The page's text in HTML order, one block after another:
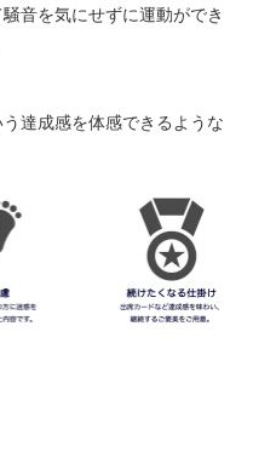
音を気にせずに運動ができ
達成感を体感できるような